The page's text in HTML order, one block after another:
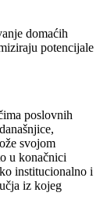
domaćih
potencijale
poslovnih
svojom
u konačnici
institucionalno i
iz kojeg